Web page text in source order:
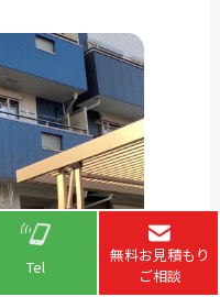
無料お見積もり
ご相談
Tel